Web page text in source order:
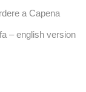
a Capena
– english version